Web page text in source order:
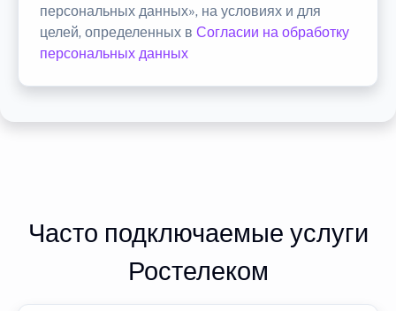
персональных данных», на условиях и для
целей, определенных в Согласии на обработку
персональных данных
Часто подключаемые услуги
Ростелеком